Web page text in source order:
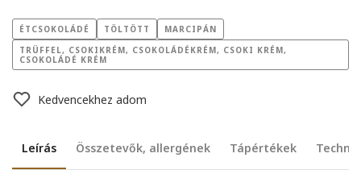
ÉTCSOKOLÁDÉ TÖLTÖTT
MARCIPÁN
TRÜFFEL, CSOKIKRÉM, CSOKOLÁDÉKRÉM, CSOKI KRÉM,
CSOKOLÁDÉ KRÉM
Kedvencekhez adom
Leírás Összetevők, allergének Tápértékek